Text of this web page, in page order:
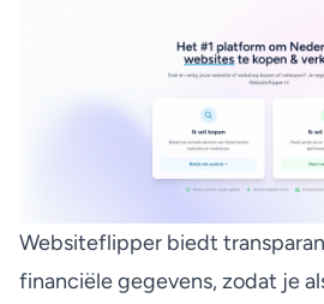
Websiteflipper biedt
financiële gegevens, zodat je